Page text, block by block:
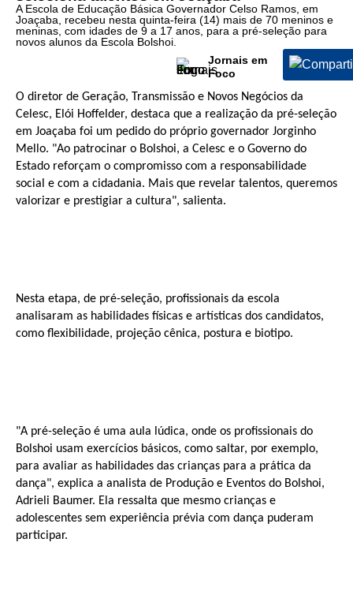
A Escola de Educação Básica Governador Celso Ramos, em
Joaçaba, recebeu nesta quinta-feira (14) mais de 70 meninos e
meninas, com idades de 9 a 17 anos, para a pré-seleção para
novos alunos da Escola Bolshoi.
Jornais em
Foco
O diretor de Geração, Transmissão e Novos Negócios da
Celesc, Elói Hoffelder, destaca que a realização da pré-seleção
em Joaçaba foi um pedido do próprio governador Jorginho
Mello. "Ao patrocinar o Bolshoi, a Celesc e o Governo do
Estado reforçam o compromisso com a responsabilidade
social e com a cidadania. Mais que revelar talentos, queremos
valorizar e prestigiar a cultura", salienta.
Nesta etapa, de pré-seleção, profissionais da escola
analisaram as habilidades físicas e artísticas dos candidatos,
como flexibilidade, projeção cênica, postura e biotipo.
"A pré-seleção é uma aula lúdica, onde os profissionais do
Bolshoi usam exercícios básicos, como saltar, por exemplo,
para avaliar as habilidades das crianças para a prática da
dança", explica a analista de Produção e Eventos do Bolshoi,
Adrieli Baumer. Ela ressalta que mesmo crianças e
adolescentes sem experiência prévia com dança puderam
participar.